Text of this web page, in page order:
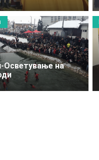
Осветување на